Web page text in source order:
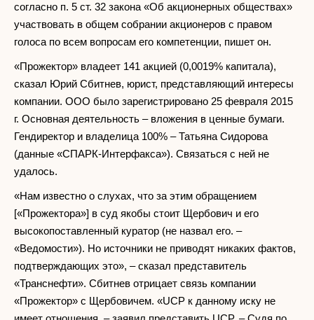
согласно п. 5 ст. 32 закона «Об акционерных обществах»
участвовать в общем собрании акционеров с правом
голоса по всем вопросам его компетенции, пишет он.
«Прожектор» владеет 141 акцией (0,0019% капитала),
сказал Юрий Сбитнев, юрист, представляющий интересы
компании. ООО было зарегистрировано 25 февраля 2015
г. Основная деятельность – вложения в ценные бумаги.
Гендиректор и владелица 100% – Татьяна Сидорова
(данные «СПАРК-Интерфакса»). Связаться с ней не
удалось.
«Нам известно о слухах, что за этим обращением
[«Прожектора»] в суд якобы стоит Щербович и его
высокопоставленный куратор (не назвал его. –
«Ведомости»). Но источники не приводят никаких фактов,
подтверждающих это», – сказал представитель
«Транснефти». Сбитнев отрицает связь компании
«Прожектор» с Щербовичем. «UCP к данному иску не